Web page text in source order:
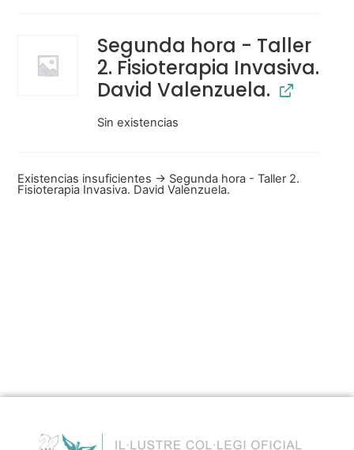
Segunda hora - Taller
2. Fisioterapia Invasiva.
David Valenzuela.
Sin existencias
Existencias insuficientes → Segunda hora - Taller 2.
Fisioterapia Invasiva. David Valenzuela.